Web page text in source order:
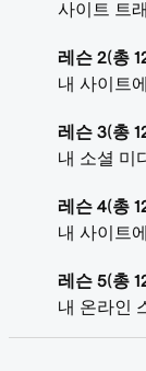
사이트 트
레슨 2(총
내 사이트
레슨 3(총
내 소셜 미
레슨 4(총
내 사이트
레슨 5(총
내 온라인